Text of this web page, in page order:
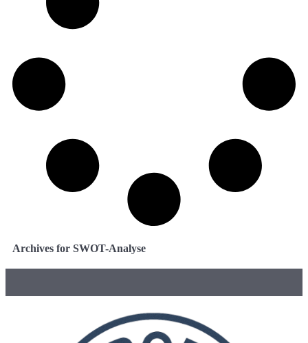
Archives for SWOT-Analyse